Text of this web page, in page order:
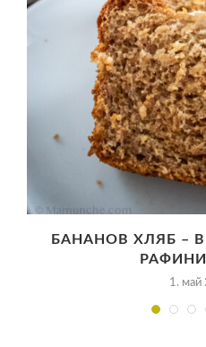
БАНАНОВ ХЛЯБ –
1. май